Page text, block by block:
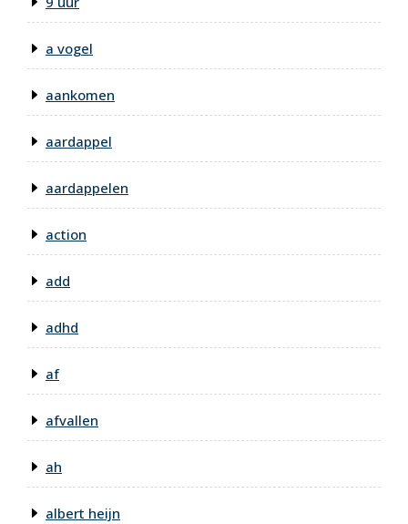
a vogel
aankomen
aardappel
aardappelen
action
add
adhd
af
afvallen
ah
albert heijn